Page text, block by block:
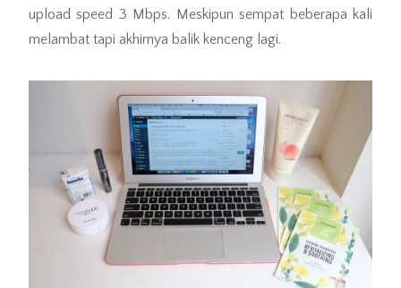
upload speed 3 Mbps. Meskipun sempat beberapa kali
melambat tapi akhirnya balik kenceng lagi.